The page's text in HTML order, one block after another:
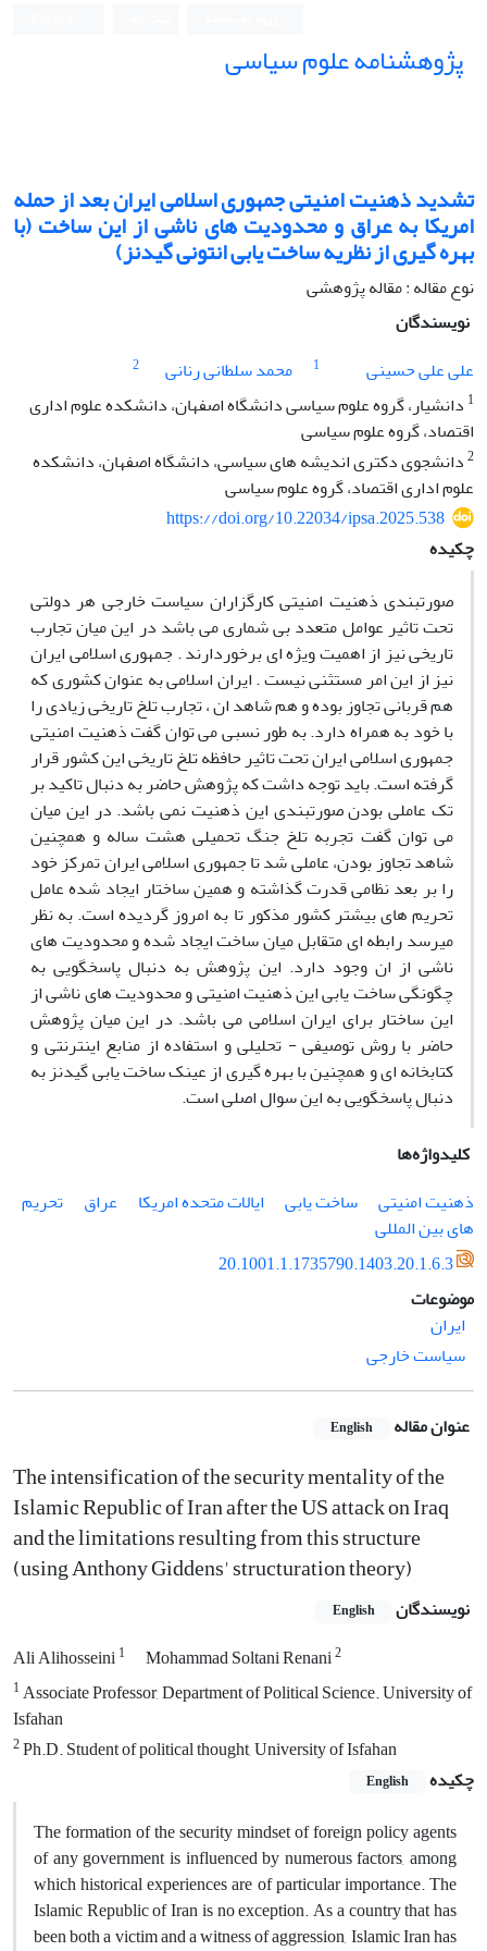
پژوهشنامه علوم سیاسی
تشدید ذهنیت امنیتی جمهوری اسلامی ایران بعد از حمله
امریکا به عراق و محدودیت های ناشی از این ساخت (با
بهره گیری از نظریه ساخت یابی انتونی گیدنز)
نوع مقاله : مقاله پژوهشی
نویسندگان
علی علی حسینی
1 محمد سلطانی رنانی
2
1 دانشیار، گروه علوم سیاسی دانشگاه اصفهان، دانشکده علوم اداری
اقتصاد، گروه علوم سیاسی
2دانشجوی دکتری اندیشه های سیاسی، دانشگاه اصفهان، دانشکده
علوم اداری اقتصاد، گروه علوم سیاسی
https://doi.org/10.22034/ipsa.2025.538
چکیده
صورتبندی ذهنیت امنیتی کارگزاران سیاست خارجی هر دولتی
تحت تاثیر عوامل متعدد بی شماری می باشد در این میان تجارب
تاریخی نیز از اهمیت ویژه ای برخوردارند . جمهوری اسلامی ایران
نیز از این امر مستثنی نیست . ایران اسلامی به عنوان کشوری که
هم قربانی تجاوز بوده و هم شاهد ان ، تجارب تلخ تاریخی زیادی را
با خود به همراه دارد. به طور نسبی می توان گفت ذهنیت امنیتی
جمهوری اسلامی ایران تحت تاثیر حافظه تلخ تاریخی این کشور قرار
گرفته است. باید توجه داشت که پژوهش حاضر به دنبال تاکید بر
تک عاملی بودن صورتبندی این ذهنیت نمی باشد. در این میان
می توان گفت تجربه تلخ جنگ تحمیلی هشت ساله و همچنین
شاهد تجاوز بودن، عاملی شد تا جمهوری اسلامی ایران تمرکز خود
را بر بعد نظامی قدرت گذاشته و همین ساختار ایجاد شده عامل
تحریم های بیشتر کشور مذکور تا به امروز گردیده است. به نظر
میرسد رابطه ای متقابل میان ساخت ایجاد شده و محدودیت های
ناشی از ان وجود دارد. این پژوهش به دنبال پاسخگویی به
چگونگی ساخت یابی این ذهنیت امنیتی و محدودیت های ناشی از
این ساختار برای ایران اسلامی می باشد. در این میان پژوهش
حاضر با روش توصیفی - تحلیلی و استفاده از منابع اینترنتی و
کتابخانه ای و همچنین با بهره گیری از عینک ساخت یابی گیدنز به
دنبال پاسخگویی به این سوال اصلی است.
کلیدواژه‌ها
ذهنیت امنیتی
ساخت یابی ایالات متحده امریکا عراق
تحریم
های بین المللی
20.1001.1.1735790.1403.20.1.6.3
موضوعات
ایران
سیاست خارجی
عنوان مقاله English
The intensification of the security mentality of the
Islamic Republic of Iran after the US attack on Iraq
and the limitations resulting from this structure
(using Anthony Giddens' structuration theory)
نویسندگان English
Ali Alihosseini1 Mohammad Soltani Renani2
1Associate Professor, Department of Political Science. University of
Isfahan
2Ph.D. Student of political thought, University of Isfahan
چکیده
English
The formation of the security mindset of foreign policy agents
of any government is influenced by numerous factors, among
which historical experiences are of particular importance. The
Islamic Republic of Iran is no exception. As a country that has
been both a victim and a witness of aggression, Islamic Iran has